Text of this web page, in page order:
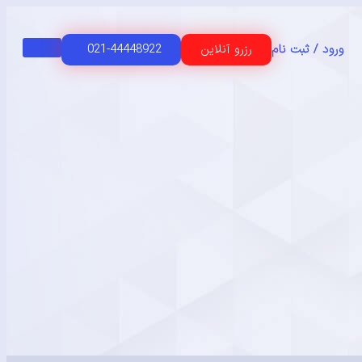
ورود / ثبت نام رزرو آنلاین 021-44448922